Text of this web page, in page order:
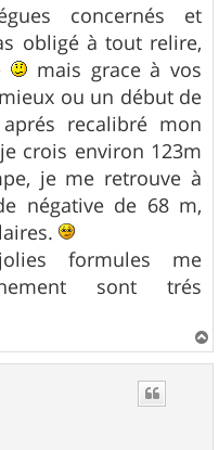
concernés et
obligé à tout relire,
mais grace à vos
ou un début de
recalibré mon
crois environ 123m
je me retrouve à
négative de 68 m,
formules me
sont trés
a